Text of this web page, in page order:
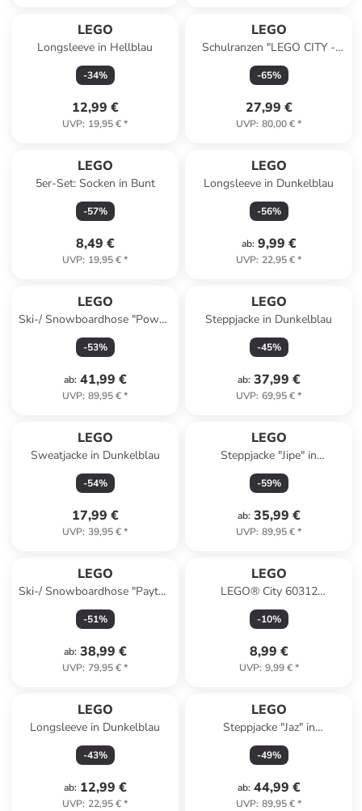
LEGO
Longsleeve in Hellblau
-34%
12,99 €
UVP: 19,95 €*
LEGO
Schulranzen "LEGO CITY -
Police Adventure" in Blau -
(B)25 x (H)38 x (T)20 cm
-65%
27,99 €
UVP: 80,00 €*
LEGO
5er-Set: Socken in Bunt
-57%
8,49 €
UVP: 19,95 €*
LEGO
Longsleeve in Dunkelblau
-56%
ab: 9,99 €
UVP: 22,95 €*
LEGO
Ski-/ Snowboardhose "Powai"
in Schwarz
-53%
ab: 41,99 €
UVP: 89,95 €*
LEGO
Steppjacke in Dunkelblau
-45%
ab: 37,99 €
UVP: 69,95 €*
LEGO
Sweatjacke in Dunkelblau
-54%
17,99 €
UVP: 39,95 €*
LEGO
Steppjacke "Jipe" in
Dunkelblau/ Blau/ Grün
-59%
ab: 35,99 €
UVP: 89,95 €*
LEGO
Ski-/ Snowboardhose "Payton
701" in Pink
-51%
ab: 38,99 €
UVP: 79,95 €*
LEGO
LEGO® City 60312
Polizeiauto - ab 5 Jahren
-10%
8,99 €
UVP: 9,99 €*
LEGO
Longsleeve in Dunkelblau
-43%
ab: 12,99 €
UVP: 22,95 €*
LEGO
Steppjacke "Jaz" in
Dunkelblau/ Grün/ Blau
-49%
ab: 44,99 €
UVP: 89,95 €*